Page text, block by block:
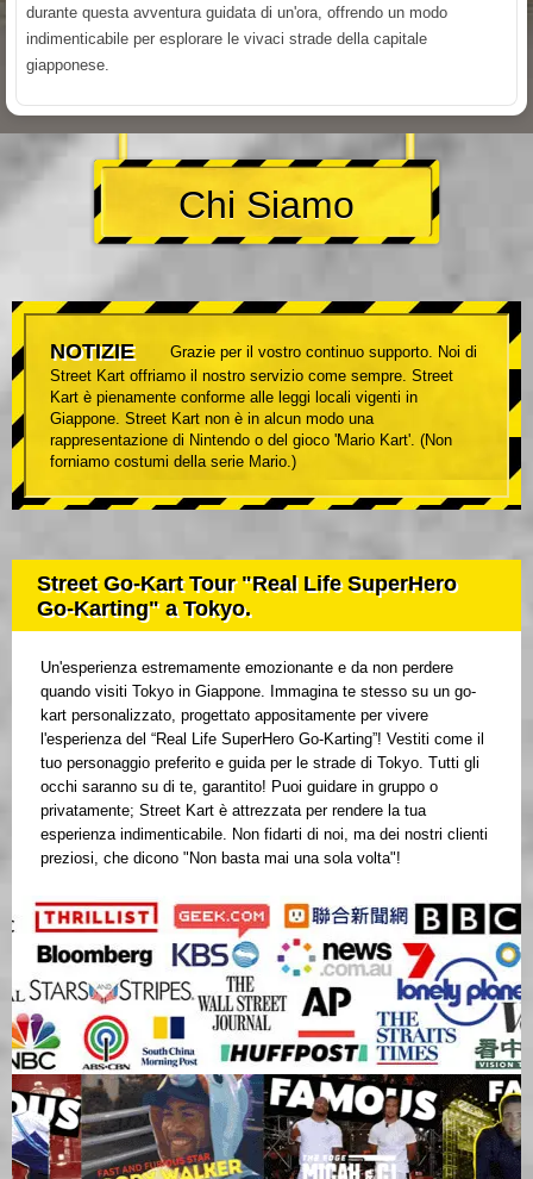
durante questa avventura guidata di un'ora, offrendo un modo
indimenticabile per esplorare le vivaci strade della capitale
giapponese.
Chi Siamo
NOTIZIE
Grazie per il vostro continuo supporto. Noi di
Street Kart offriamo il nostro servizio come sempre. Street
Kart è pienamente conforme alle leggi locali vigenti in
Giappone. Street Kart non è in alcun modo una
rappresentazione di Nintendo o del gioco 'Mario Kart'. (Non
forniamo costumi della serie Mario.)
Street Go-Kart Tour "Real Life SuperHero
Go-Karting" a Tokyo.
Un'esperienza estremamente emozionante e da non perdere
quando visiti Tokyo in Giappone. Immagina te stesso su un go-
kart personalizzato, progettato appositamente per vivere
l'esperienza del “Real Life SuperHero Go-Karting”! Vestiti come il
tuo personaggio preferito e guida per le strade di Tokyo. Tutti gli
occhi saranno su di te, garantito! Puoi guidare in gruppo o
privatamente; Street Kart è attrezzata per rendere la tua
esperienza indimenticabile. Non fidarti di noi, ma dei nostri clienti
preziosi, che dicono "Non basta mai una sola volta"!